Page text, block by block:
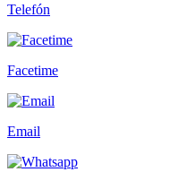
Telefón
Facetime
Email